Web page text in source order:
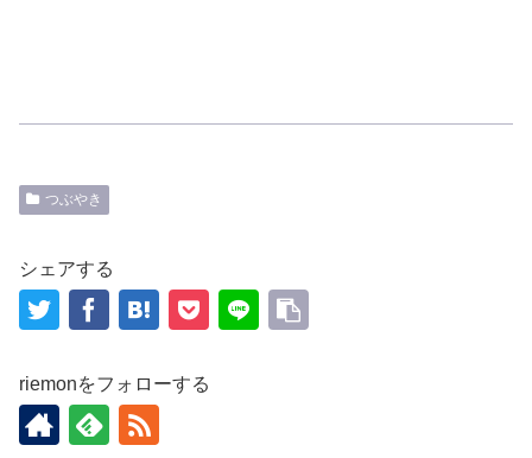
つぶやき
シェアする
riemonをフォローする